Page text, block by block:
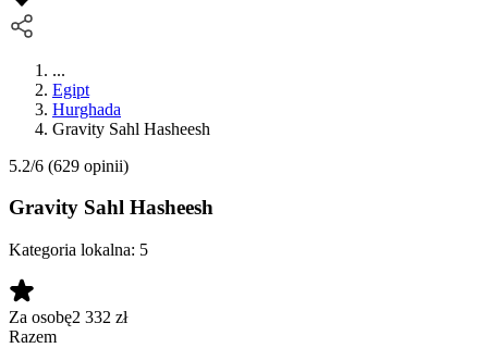
...
Egipt
Hurghada
Gravity Sahl Hasheesh
5.2/6 (629 opinii)
Gravity Sahl Hasheesh
Kategoria lokalna: 5
Za osobę2 332 zł
Razem